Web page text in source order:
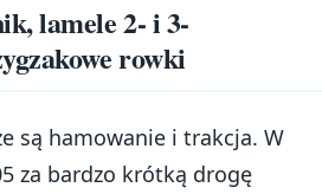
lamele 2- i 3-
rowki
są hamowanie i trakcja. W
za bardzo krótką drogę